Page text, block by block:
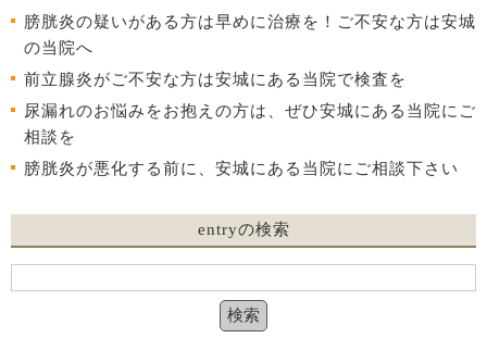
膀胱炎の疑いがある方は早めに治療を！ご不安な方は安城
の当院へ
前立腺炎がご不安な方は安城にある当院で検査を
尿漏れのお悩みをお抱えの方は、ぜひ安城にある当院にご
相談を
膀胱炎が悪化する前に、安城にある当院にご相談下さい
entryの検索